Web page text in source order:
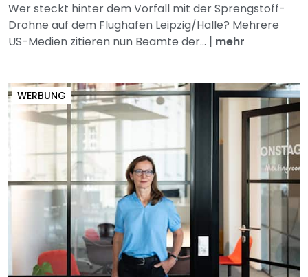
Wer steckt hinter dem Vorfall mit der Sprengstoff-
Drohne auf dem Flughafen Leipzig/Halle? Mehrere
US-Medien zitieren nun Beamte der... | mehr
WERBUNG